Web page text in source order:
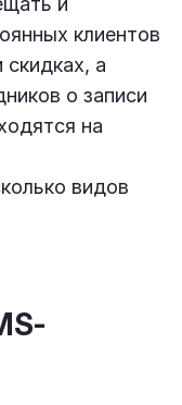
клиентов
а
о записи
на
видов